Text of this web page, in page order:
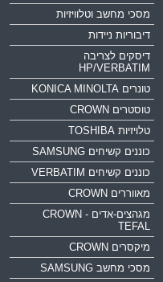
מסכי מחשב וטלוויזיות
דיבוריות ניידות
דיסקים לצריבה
HP/VERBATIM
טונרים KONICA MINOLTA
טוסטרים CROWN
טלויזיות TOSHIBA
כוננים קשיחים SAMSUNG
כוננים קשיחים VERBATIM
מאווררים CROWN
מגהצים-אדים CROWN -
TEFAL
מיקסרים CROWN
מסכי מחשב SAMSUNG